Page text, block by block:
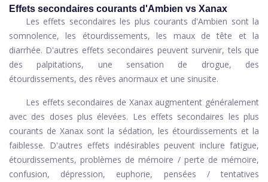
Effets secondaires courants d'Ambien vs Xanax
Les effets secondaires les plus courants d'Ambien sont la
somnolence, les étourdissements, les maux de tête et la
diarrhée. D'autres effets secondaires peuvent survenir, tels que
des palpitations, une sensation de drogue, des
étourdissements, des rêves anormaux et une sinusite.
Les effets secondaires de Xanax augmentent généralement
avec des doses plus élevées. Les effets secondaires les plus
courants de Xanax sont la sédation, les étourdissements et la
faiblesse. D'autres effets indésirables peuvent inclure fatigue,
étourdissements, problèmes de mémoire / perte de mémoire,
confusion, dépression, euphorie, pensées / tentatives